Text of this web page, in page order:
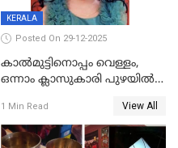
KERALA
Posted On 29-12-2025
കാൽമുട്ടിനൊപ്പം വെള്ളം,
ഒന്നാം ക്ലാസുകാരി പുഴയിൽ
കുട്ടികൾക്കൊപ്പം
കളിക്കുന്നതിനിടെ
1 Min Read View All